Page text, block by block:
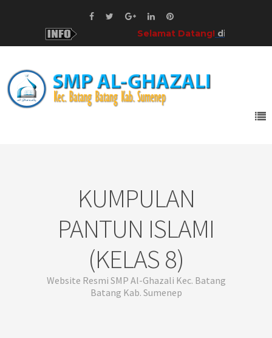
Selamat Datang! di SMP Al-
KUMPULAN
PANTUN ISLAMI
(KELAS 8)
Website Resmi SMP Al-Ghazali Kec. Batang
Batang Kab. Sumenep